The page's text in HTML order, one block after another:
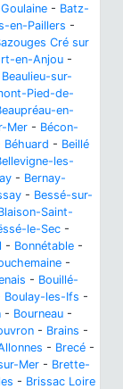
- Batz-
en-Paillers -
Cré sur
en-Anjou -
Beaulieu-sur-
Pied-de-
en-
Mer - Bécon-
Béhuard - Beillé
les-
- Bernay-
- Bessé-sur-
Saint-
le-Sec -
- Bonnétable -
-
- Bouillé-
Boulay-les-Ifs -
- Bourneau -
- Brains -
- Brecé -
Mer - Brette-
- Brissac Loire